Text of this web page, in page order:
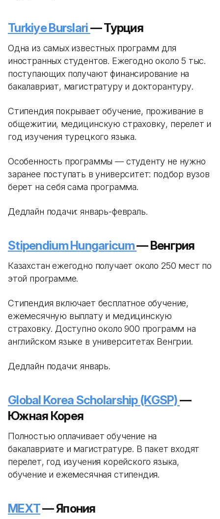
Turkiye Burslari— Турция
Одна из самых известных программ для
иностранных студентов. Ежегодно около 5 тыс.
поступающих получают финансирование на
бакалавриат, магистратуру и докторантуру.
Стипендия покрывает обучение, проживание в
общежитии, медицинскую страховку, перелет и
год изучения турецкого языка.
Особенность программы — студенту не нужно
заранее поступать в университет: подбор вузов
берет на себя сама программа.
Дедлайн подачи: январь-февраль.
Stipendium Hungaricum— Венгрия
Казахстан ежегодно получает около 250 мест по
этой программе.
Стипендия включает бесплатное обучение,
ежемесячную выплату и медицинскую
страховку. Доступно около 900 программ на
английском языке в университетах Венгрии.
Дедлайн подачи: январь.
Global Korea Scholarship (KGSP)—
Южная Корея
Полностью оплачивает обучение на
бакалавриате и магистратуре. В пакет входят
перелет, год изучения корейского языка,
обучение и ежемесячная стипендия.
MEXT— Япония